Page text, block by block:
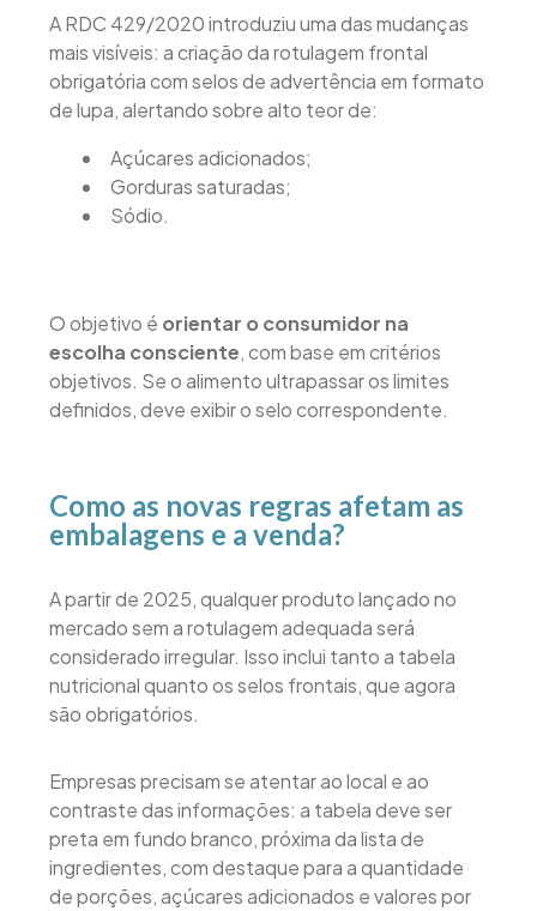
A RDC 429/2020 introduziu uma das mudanças
mais visíveis: a criação da rotulagem frontal
obrigatória com selos de advertência em formato
de lupa, alertando sobre alto teor de:
Açúcares adicionados;
Gorduras saturadas;
Sódio.
O objetivo é orientar o consumidor na
escolha consciente, com base em critérios
objetivos. Se o alimento ultrapassar os limites
definidos, deve exibir o selo correspondente.
Como as novas regras afetam as
embalagens e a venda?
A partir de 2025, qualquer produto lançado no
mercado sem a rotulagem adequada será
considerado irregular. Isso inclui tanto a tabela
nutricional quanto os selos frontais, que agora
são obrigatórios.
Empresas precisam se atentar ao local e ao
contraste das informações: a tabela deve ser
preta em fundo branco, próxima da lista de
ingredientes, com destaque para a quantidade
de porções, açúcares adicionados e valores por